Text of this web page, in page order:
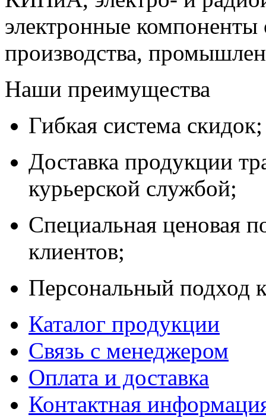
электронные компоненты
производства,
Наши преимущества
Гибкая система скидок;
Доставка продукции
курьерской службой;
Специальная ценовая
клиентов;
Персональный подход
Каталог продукции
Связь с менеджером
Оплата и доставка
Контактная